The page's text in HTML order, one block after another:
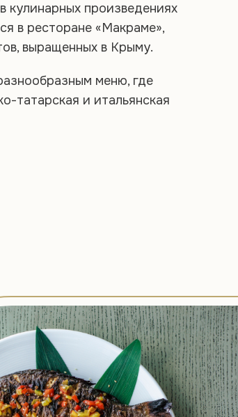
кулинарных произведениях
в ресторане «Макраме»,
выращенных в Крыму.
меню, где
татарская и итальянская